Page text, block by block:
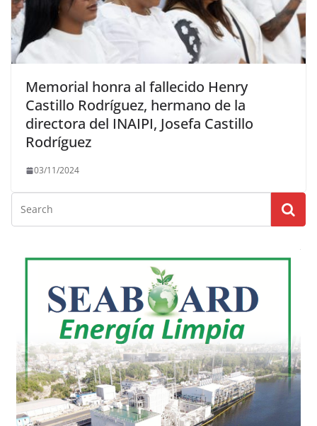
Memorial honra al fallecido Henry
Castillo Rodríguez, hermano de la
directora del INAIPI, Josefa Castillo
Rodríguez
03/11/2024